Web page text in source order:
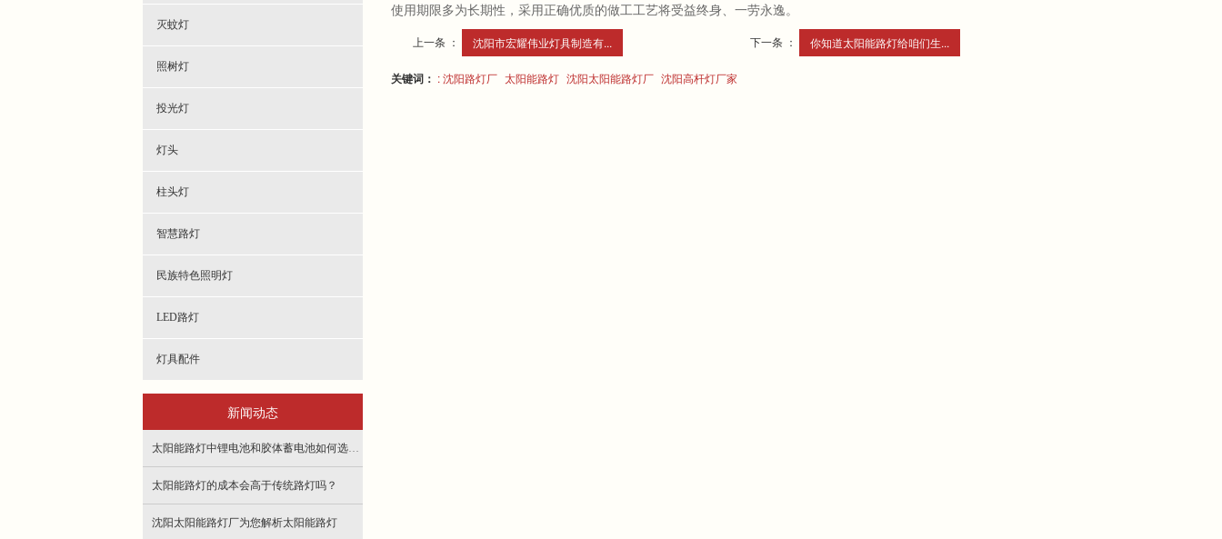
使用期限多为长期性，采用正确优质的做工工艺将受益终身、一劳永逸。
上一条 ： 沈阳市宏耀伟业灯具制造有... 下一条 ： 你知道太阳能路灯给咱们生...
关键词： : 沈阳路灯厂 太阳能路灯 沈阳太阳能路灯厂 沈阳高杆灯厂家
灭蚊灯
照树灯
投光灯
灯头
柱头灯
智慧路灯
民族特色照明灯
LED路灯
灯具配件
新闻动态
太阳能路灯中锂电池和胶体蓄电池如何选择？
太阳能路灯的成本会高于传统路灯吗？
沈阳太阳能路灯厂为您解析太阳能路灯